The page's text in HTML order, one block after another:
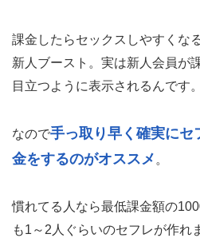
課金したらセックスしやすくな
新人ブースト。実は新人会員が
目立つように表示されるんです。
なので手っ取り早く確実にセ
金をするのがオススメ。
慣れてる人なら最低課金額の
も1～2人ぐらいのセフレが作れ